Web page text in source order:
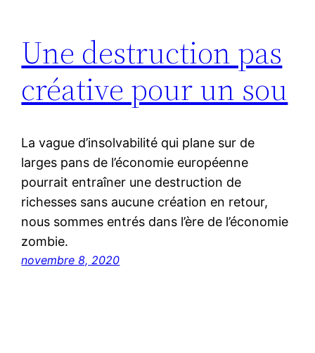
Une destruction pas
créative pour un sou
La vague d’insolvabilité qui plane sur de
larges pans de l’économie européenne
pourrait entraîner une destruction de
richesses sans aucune création en retour,
nous sommes entrés dans l’ère de l’économie
zombie.
novembre 8, 2020